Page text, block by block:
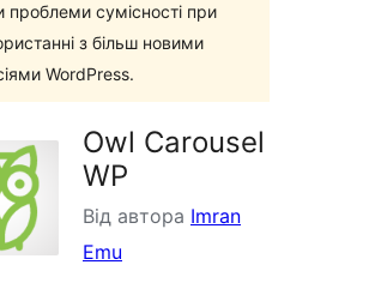
проблеми сумісності при
з більш новими
WordPress.
Owl Carousel
WP
Від автора Imran
Emu